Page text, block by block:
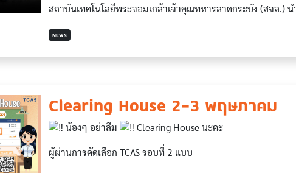
สถาบันเทคโนโลยีพระจอมเกล้าเจ้าคุณทหารลาดกระบัง (สจล.) น
NEWS
Clearing House 2-3 พฤษภาคม
น้องๆ อย่าลืม Clearing House นะคะ
ผู้ผ่านการคัดเลือก TCAS รอบที่ 2 แบบ